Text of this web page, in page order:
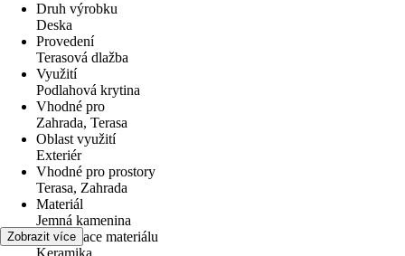
Druh výrobku
Deska
Provedení
Terasová dlažba
Využití
Podlahová krytina
Vhodné pro
Zahrada, Terasa
Oblast využití
Exteriér
Vhodné pro prostory
Terasa, Zahrada
Materiál
Jemná kamenina
Specifikace materiálu
Keramika
Zobrazit více